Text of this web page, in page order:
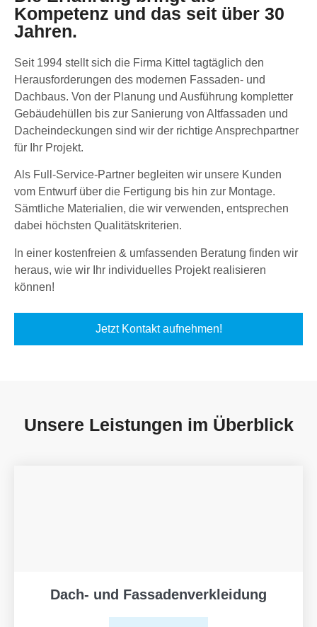
Kompetenz und das seit über 30
Jahren.
Seit 1994 stellt sich die Firma Kittel tagtäglich den
Herausforderungen des modernen Fassaden- und
Dachbaus. Von der Planung und Ausführung kompletter
Gebäudehüllen bis zur Sanierung von Altfassaden und
Dacheindeckungen sind wir der richtige Ansprechpartner
für Ihr Projekt.
Als Full-Service-Partner begleiten wir unsere Kunden
vom Entwurf über die Fertigung bis hin zur Montage.
Sämtliche Materialien, die wir verwenden, entsprechen
dabei höchsten Qualitätskriterien.
In einer kostenfreien & umfassenden Beratung finden wir
heraus, wie wir Ihr individuelles Projekt realisieren
können!
Jetzt Kontakt aufnehmen!
Unsere Leistungen im Überblick
Dach- und Fassadenverkleidung